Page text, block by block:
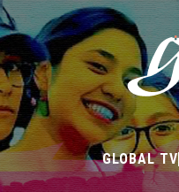
GLOBAL TV